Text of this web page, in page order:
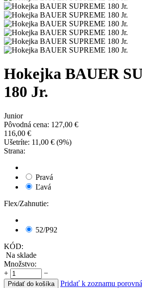
Hokejka BAUER
180 Jr.
Junior
Pôvodná cena: 127,00 €
116,00 €
Ušetríte: 11,00 € (9%)
Strana:
Pravá
Ľavá
Flex/Zahnutie:
52/P92
KÓD:
Na sklade
Množstvo:
+
−
Pridať do košíka Pridať k zoznamu